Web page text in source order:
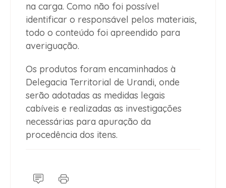
na carga. Como não foi possível
identificar o responsável pelos materiais,
todo o conteúdo foi apreendido para
averiguação.
Os produtos foram encaminhados à
Delegacia Territorial de Urandi, onde
serão adotadas as medidas legais
cabíveis e realizadas as investigações
necessárias para apuração da
procedência dos itens.